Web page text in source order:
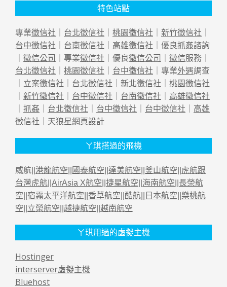
特色站點
專業徵信社 ｜ 台北徵信社 ｜ 桃園徵信社 ｜ 新竹徵信社 ｜
台中徵信社 ｜ 台南徵信社 ｜ 高雄徵信社 ｜優良抓姦諮詢
｜ 徵信公司 ｜專業徵信社 ｜優良徵信公司 ｜ 徵信服務｜
台北徵信社 ｜ 桃園徵信社 ｜ 台中徵信社 ｜專業外遇調查
｜立案徵信社 ｜ 台北徵信社 ｜ 新北徵信社 ｜ 桃園徵信社
｜ 新竹徵信社 ｜ 台中徵信社 ｜ 台南徵信社 ｜ 高雄徵信社
｜ 抓姦 ｜ 台北徵信社 ｜ 台中徵信社 ｜ 台中徵信社 ｜ 高雄
徵信社 ｜天狼星網頁設計
ㄚ琪搭過的飛機
威航|| 港龍航空 國泰航空 達美航空 釜山航空
虎航跟
台灣虎航 AirAsia X航空 捷星航空 海南航空 長榮航
空 宿霧太平洋航空 香草航空 酷航 日本航空 樂桃航
空 立榮航空 越捷航空 越南航空
ㄚ琪用過的虛擬主機
Hostinger
interserver虛擬主機
Bluehost